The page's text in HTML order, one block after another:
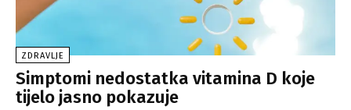
ZDRAVLJE
Simptomi nedostatka vitamina D koje
tijelo jasno pokazuje